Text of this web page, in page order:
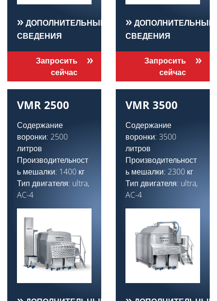
ДОПОЛНИТЕЛЬНЫЕ
СВЕДЕНИЯ
Запросить
сейчас
ДОПОЛНИТЕЛЬНЫЕ
СВЕДЕНИЯ
Запросить
сейчас
VMR 2500
Содержание
воронки: 2500
литров
Производительност
ь мешалки: 1400 кг
Тип двигателя: ultra,
AC-4
VMR 3500
Содержание
воронки: 3500
литров
Производительност
ь мешалки: 2300 кг
Тип двигателя: ultra,
AC-4